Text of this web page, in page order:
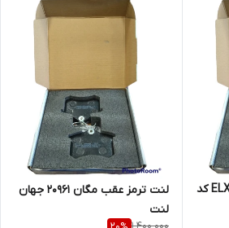
لنت ترمز عقب پژو پارس ELX کد
لنت ترمز عقب مگان 20961 جهان
لنت